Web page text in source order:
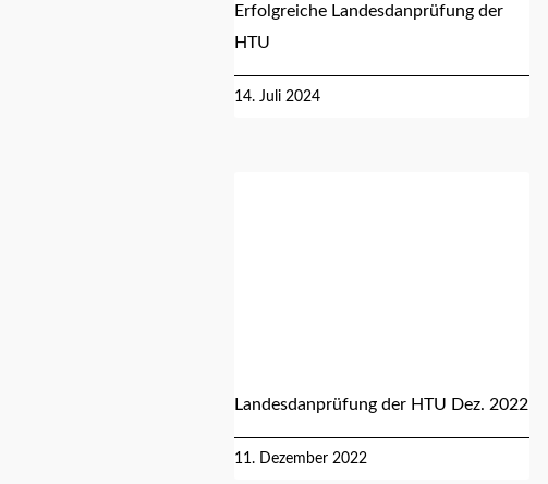
Erfolgreiche Landesdanprüfung der
HTU
14. Juli 2024
Landesdanprüfung der HTU Dez. 2022
11. Dezember 2022